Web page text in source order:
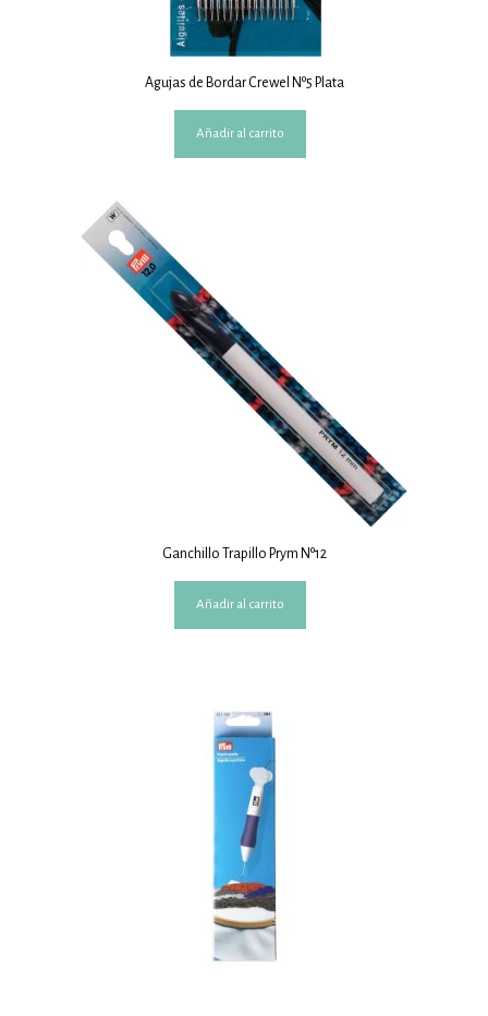
Agujas de Bordar Crewel Nº5 Plata
Añadir al carrito
Ganchillo Trapillo Prym Nº12
Añadir al carrito